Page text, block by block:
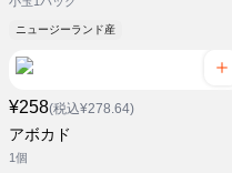
ニュージーランド産
¥258(税込¥278.64)
アボカド
1個